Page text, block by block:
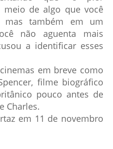
de algo que você
mas também em um
não aguenta mais
a identificar esses
em breve como
filme biográfico
pouco antes de
Charles.
em 11 de novembro